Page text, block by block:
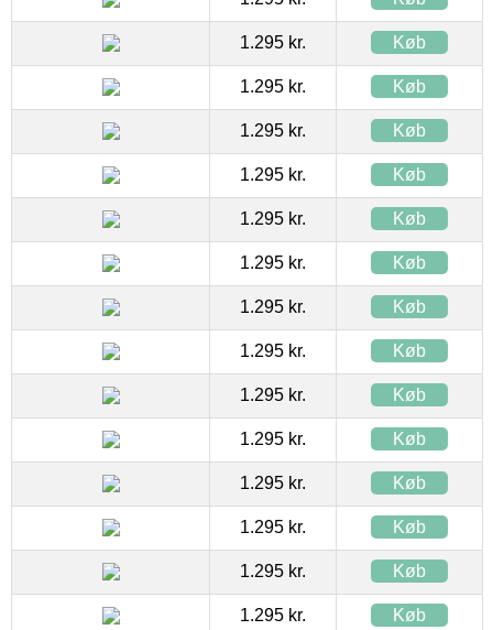
1.295 kr. Køb
1.295 kr. Køb
1.295 kr. Køb
1.295 kr. Køb
1.295 kr. Køb
1.295 kr. Køb
1.295 kr. Køb
1.295 kr. Køb
1.295 kr. Køb
1.295 kr. Køb
1.295 kr. Køb
1.295 kr. Køb
1.295 kr. Køb
1.295 kr. Køb